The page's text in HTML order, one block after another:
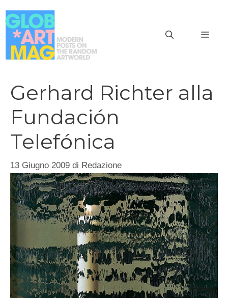
al
contenuto
Gerhard Richter alla
Fundación
Telefónica
13 Giugno 2009 di Redazione